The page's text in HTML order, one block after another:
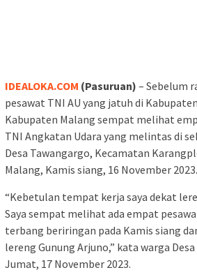
IDEALOKA.COM (Pasuruan) – Sebelum
pesawat TNI AU yang jatuh di
Kabupaten Malang sempat melihat
TNI Angkatan Udara yang melintas di
Desa Tawangargo, Kecamatan
Malang, Kamis siang, 16 November 2023.
“Kebetulan tempat kerja saya dekat
Saya sempat melihat ada empat
terbang beriringan pada Kamis siang
lereng Gunung Arjuno,” kata warga
Jumat, 17 November 2023.